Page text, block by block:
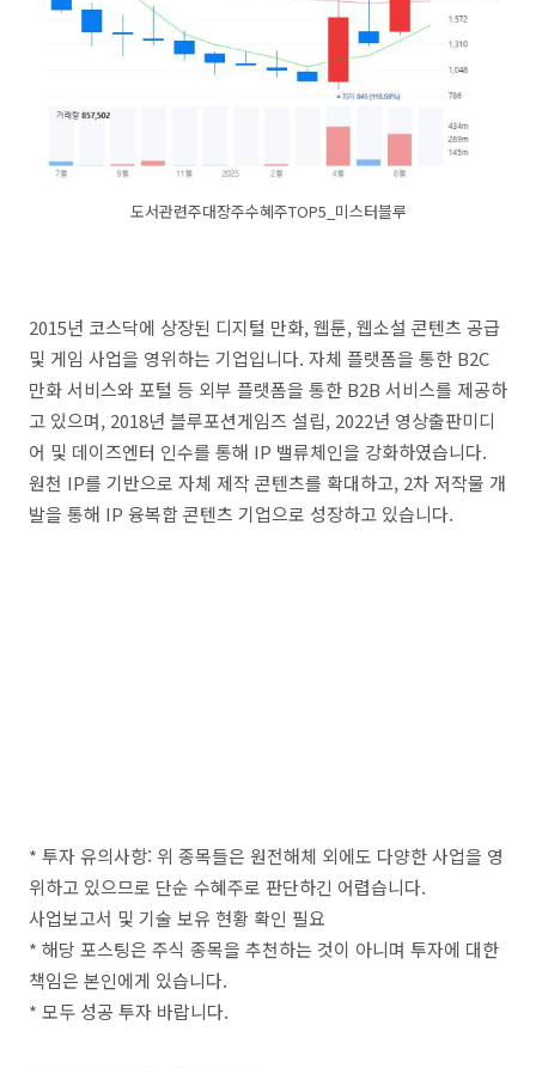
도서관련주대장주수혜주TOP5_미스터블루
2015년 코스닥에 상장된 디지털 만화, 웹툰, 웹소설 콘텐츠 공급
및 게임 사업을 영위하는 기업입니다. 자체 플랫폼을 통한 B2C
만화 서비스와 포털 등 외부 플랫폼을 통한 B2B 서비스를 제공하
고 있으며, 2018년 블루포션게임즈 설립, 2022년 영상출판미디
어 및 데이즈엔터 인수를 통해 IP 밸류체인을 강화하였습니다.
원천 IP를 기반으로 자체 제작 콘텐츠를 확대하고, 2차 저작물 개
발을 통해 IP 융복합 콘텐츠 기업으로 성장하고 있습니다.
* 투자 유의사항: 위 종목들은 원전해체 외에도 다양한 사업을 영
위하고 있으므로 단순 수혜주로 판단하긴 어렵습니다.
사업보고서 및 기술 보유 현황 확인 필요
* 해당 포스팅은 주식 종목을 추천하는 것이 아니며 투자에 대한
책임은 본인에게 있습니다.
* 모두 성공 투자 바랍니다.